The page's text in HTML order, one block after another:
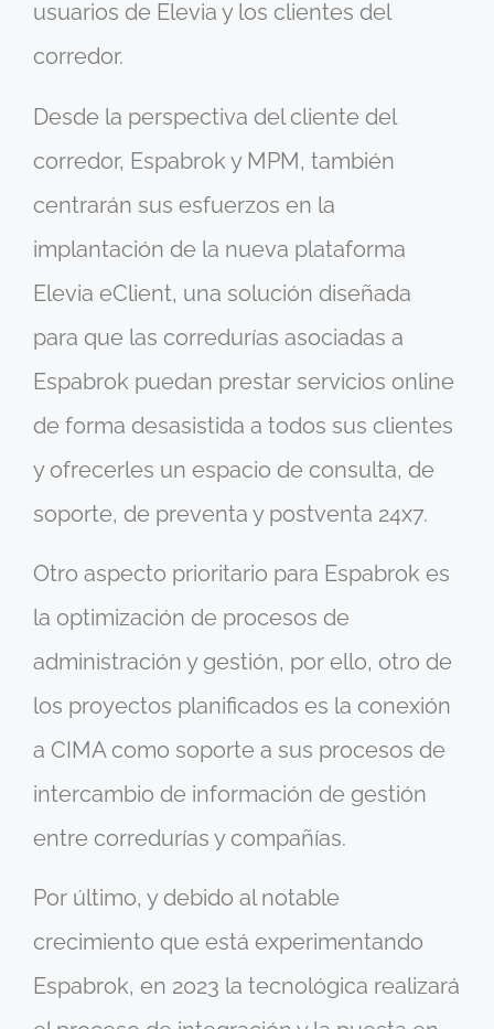
usuarios de Elevia y los clientes del
corredor.
Desde la perspectiva del cliente del
corredor, Espabrok y MPM, también
centrarán sus esfuerzos en la
implantación de la nueva plataforma
Elevia eClient, una solución diseñada
para que las corredurías asociadas a
Espabrok puedan prestar servicios online
de forma desasistida a todos sus clientes
y ofrecerles un espacio de consulta, de
soporte, de preventa y postventa 24x7.
Otro aspecto prioritario para Espabrok es
la optimización de procesos de
administración y gestión, por ello, otro de
los proyectos planificados es la conexión
a CIMA como soporte a sus procesos de
intercambio de información de gestión
entre corredurías y compañías.
Por último, y debido al notable
crecimiento que está experimentando
Espabrok, en 2023 la tecnológica realizará